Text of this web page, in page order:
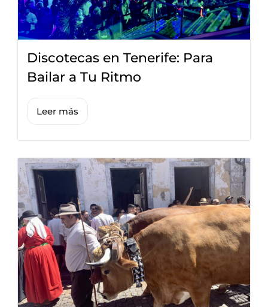
Discotecas en Tenerife: Para
Bailar a Tu Ritmo
Leer más